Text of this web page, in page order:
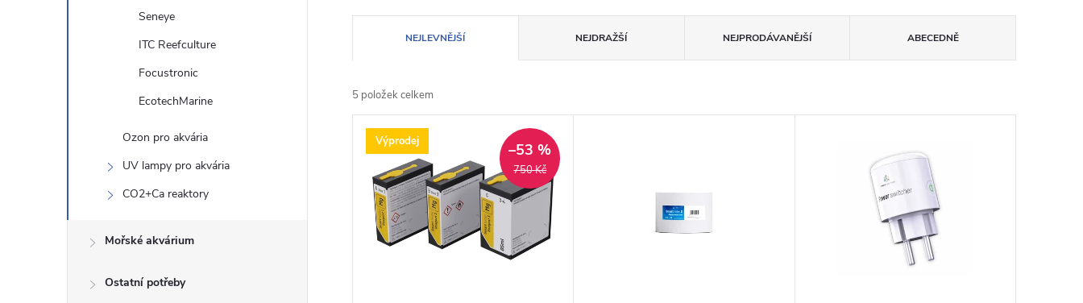
Seneye
ITC Reefculture
Focustronic
EcotechMarine
Ozon pro akvária
UV lampy pro akvária
CO2+Ca reaktory
Mořské akvárium
Ostatní potřeby
a
z
e
NEJLEVNĚJŠÍ NEJDRAŽŠÍ NEJPRODÁVANĚJŠÍ ABECEDNĚ
5 položek celkem
VVýprodej
750 Kč
–53 %